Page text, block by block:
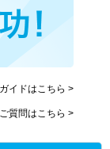
イドはこちら >
質問はこちら >